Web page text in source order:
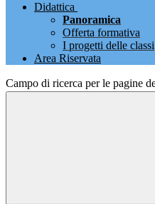
Didattica
Panoramica
Offerta formativa
I progetti delle classi
Area Riservata
Campo di ricerca per le pagine